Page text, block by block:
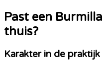
Past een Burmilla
thuis?
Karakter in de praktijk